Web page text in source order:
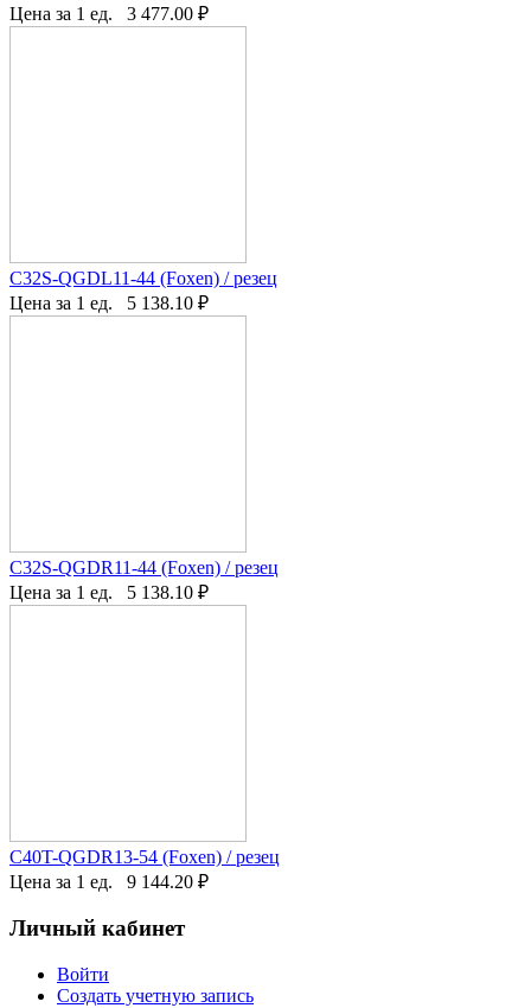
Цена за 1 ед.
3 477.00 ₽
C32S-QGDL11-44 (Foxen) / резец
Цена за 1 ед.
5 138.10 ₽
C32S-QGDR11-44 (Foxen) / резец
Цена за 1 ед.
5 138.10 ₽
C40T-QGDR13-54 (Foxen) / резец
Цена за 1 ед.
9 144.20 ₽
Личный кабинет
Войти
Создать учетную запись